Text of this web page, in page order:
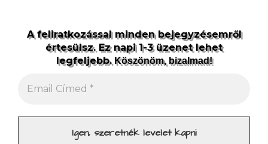
A feliratkozással minden bejegyzésemről
értesülsz. Ez napi 1-3 üzenet lehet
legfeljebb.Köszönöm, bizalmad!